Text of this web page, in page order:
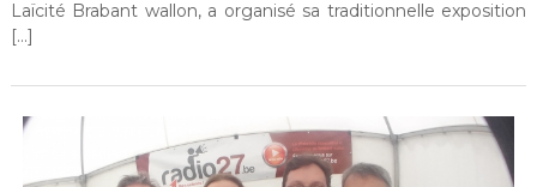
Laïcité Brabant wallon, a organisé sa traditionnelle exposition
[…]